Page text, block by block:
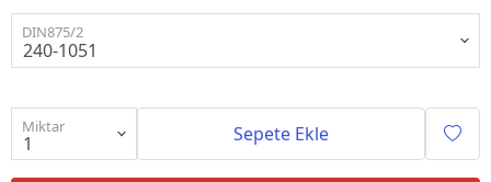
DIN875/2
Miktar Sepete Ekle